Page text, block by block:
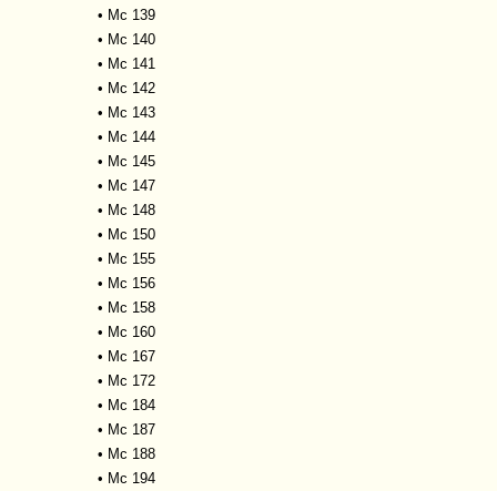
• Mc 139
• Mc 140
• Mc 141
• Mc 142
• Mc 143
• Mc 144
• Mc 145
• Mc 147
• Mc 148
• Mc 150
• Mc 155
• Mc 156
• Mc 158
• Mc 160
• Mc 167
• Mc 172
• Mc 184
• Mc 187
• Mc 188
• Mc 194